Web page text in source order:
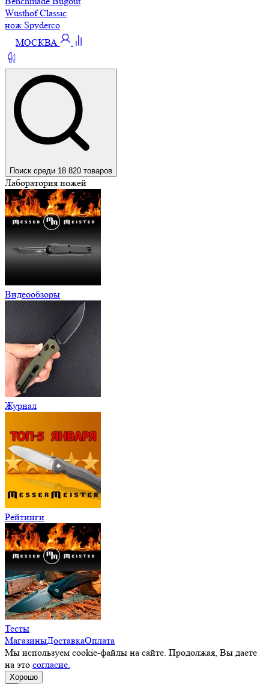
Wüsthof Classic
нож Spyderco
МОСКВА
Поиск среди 18 820 товаров
Лаборатория ножей
Видеообзоры
Журнал
Рейтинги
Тесты
МагазиныДоставкаОплата
Мы используем cookie-файлы на сайте. Продолжая, Вы даете
на это согласие.
Хорошо